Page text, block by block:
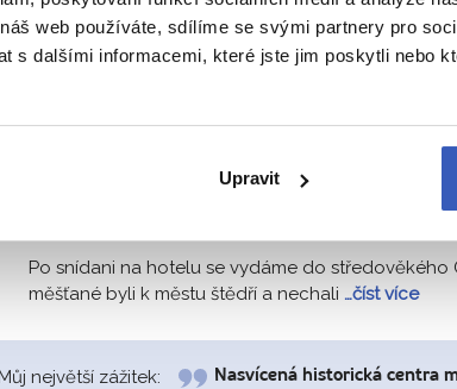
web používáte, sdílíme se svými partnery pro
s dalšími informacemi, které jste jim poskytli nebo
Upravit
Slabá
sředověkého Gentu. Projdeme se
centrem města i po nábřeží Graslei. Pak
přesuneme do Antverp, kde navštívíme
Po snídani na hotelu se vydáme do středověkého
měšťané byli k městu štědří a nechali …číst více
největší zážitek: Nasvícená historická centra